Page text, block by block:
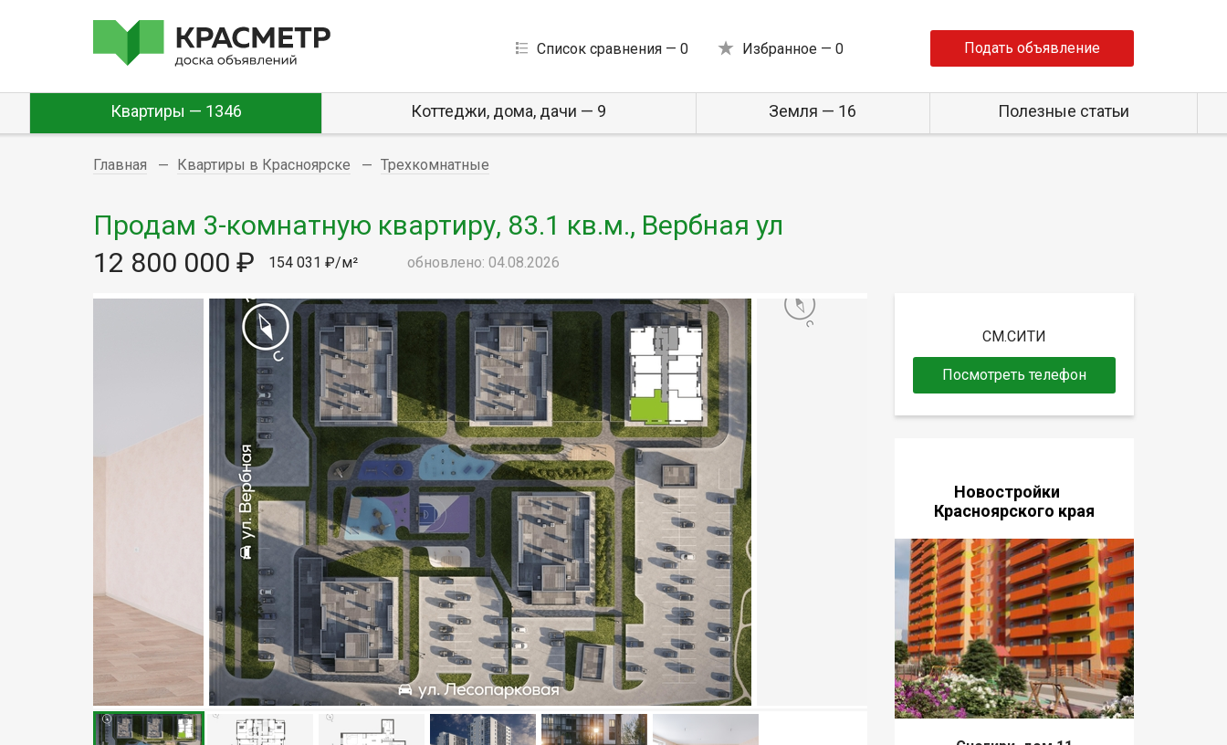
Список сравнения — 0 Избранное — 0 Подать объявление
Квартиры — 1346 Коттеджи, дома, дачи — 9 Земля — 16 Полезные статьи
Главная Квартиры в Красноярске Трехкомнатные
Продам 3-комнатную квартиру, 83.1 кв.м., Вербная ул
12 800 000 ₽
154 031 ₽/м² обновлено: 04.08.2026
СМ.СИТИ
Посмотреть телефон
Новостройки
Красноярского края